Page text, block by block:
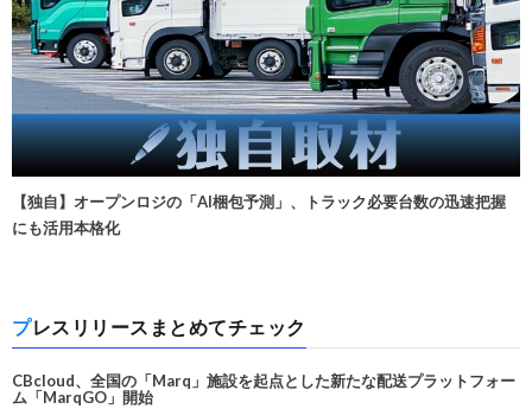
【独自】オープンロジの「AI梱包予測」、トラック必要台数の迅速把握
にも活用本格化
プレスリリースまとめてチェック
CBcloud、全国の「Marq」施設を起点とした新たな配送プラットフォー
ム「MarqGO」開始